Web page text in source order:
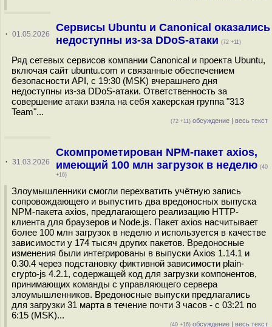
· 01.05.2026
Сервисы Ubuntu и Canonical оказались
недоступны из-за DDoS-атаки (72 +11)
Ряд сетевых сервисов компании Canonical и проекта Ubuntu,
включая сайт ubuntu.com и связанные обеспечением
безопасности API, с 19:30 (MSK) вчерашнего дня
недоступны из-за DDoS-атаки. Ответственность за
совершение атаки взяла на себя хакерская группа "313
Team"...
(72 +11) обсуждение | весь текст
· 31.03.2026
Скомпрометирован NPM-пакет axios,
имеющий 100 млн загрузок в неделю (40
+16)
Злоумышленники смогли перехватить учётную запись
сопровождающего и выпустить два вредоносных выпуска
NPM-пакета axios, предлагающего реализацию HTTP-
клиента для браузеров и Node.js. Пакет axios насчитывает
более 100 млн загрузок в неделю и используется в качестве
зависимости у 174 тысяч других пакетов. Вредоносные
изменения были интегрированы в выпуски Axios 1.14.1 и
0.30.4 через подстановку фиктивной зависимости plain-
crypto-js 4.2.1, содержащей код для загрузки компонентов,
принимающих команды с управляющего сервера
злоумышленников. Вредоносные выпуски предлагались
для загрузки 31 марта в течение почти 3 часов - с 03:21 по
6:15 (MSK)...
(40 +16) обсуждение | весь текст